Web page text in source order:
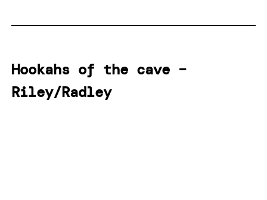
Hookahs of the cave –
Riley/Radley